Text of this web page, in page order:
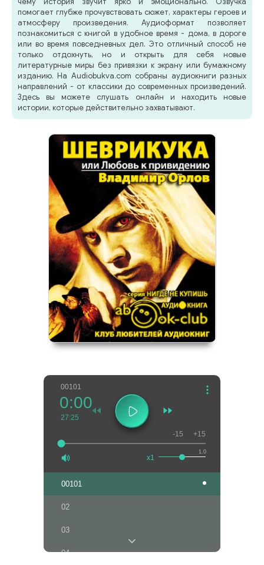
помогает глубже прочувствовать сюжет, характеры героев и
атмосферу произведения. Аудиоформат позволяет
познакомиться с книгой в удобное время - дома, в дороге
или во время повседневных дел. Это отличный способ не
только отдохнуть, но и открыть для себя новые
литературные миры без привязки к экрану или бумажному
изданию. На Audiobukva.com собраны аудиокниги разных
направлений - от классики до современных произведений.
Здесь вы можете слушать онлайн и находить новые
истории, которые действительно захватывают.
00101
0:00
27:25
1.0
x1
-15 +15
001 01
02
03
04